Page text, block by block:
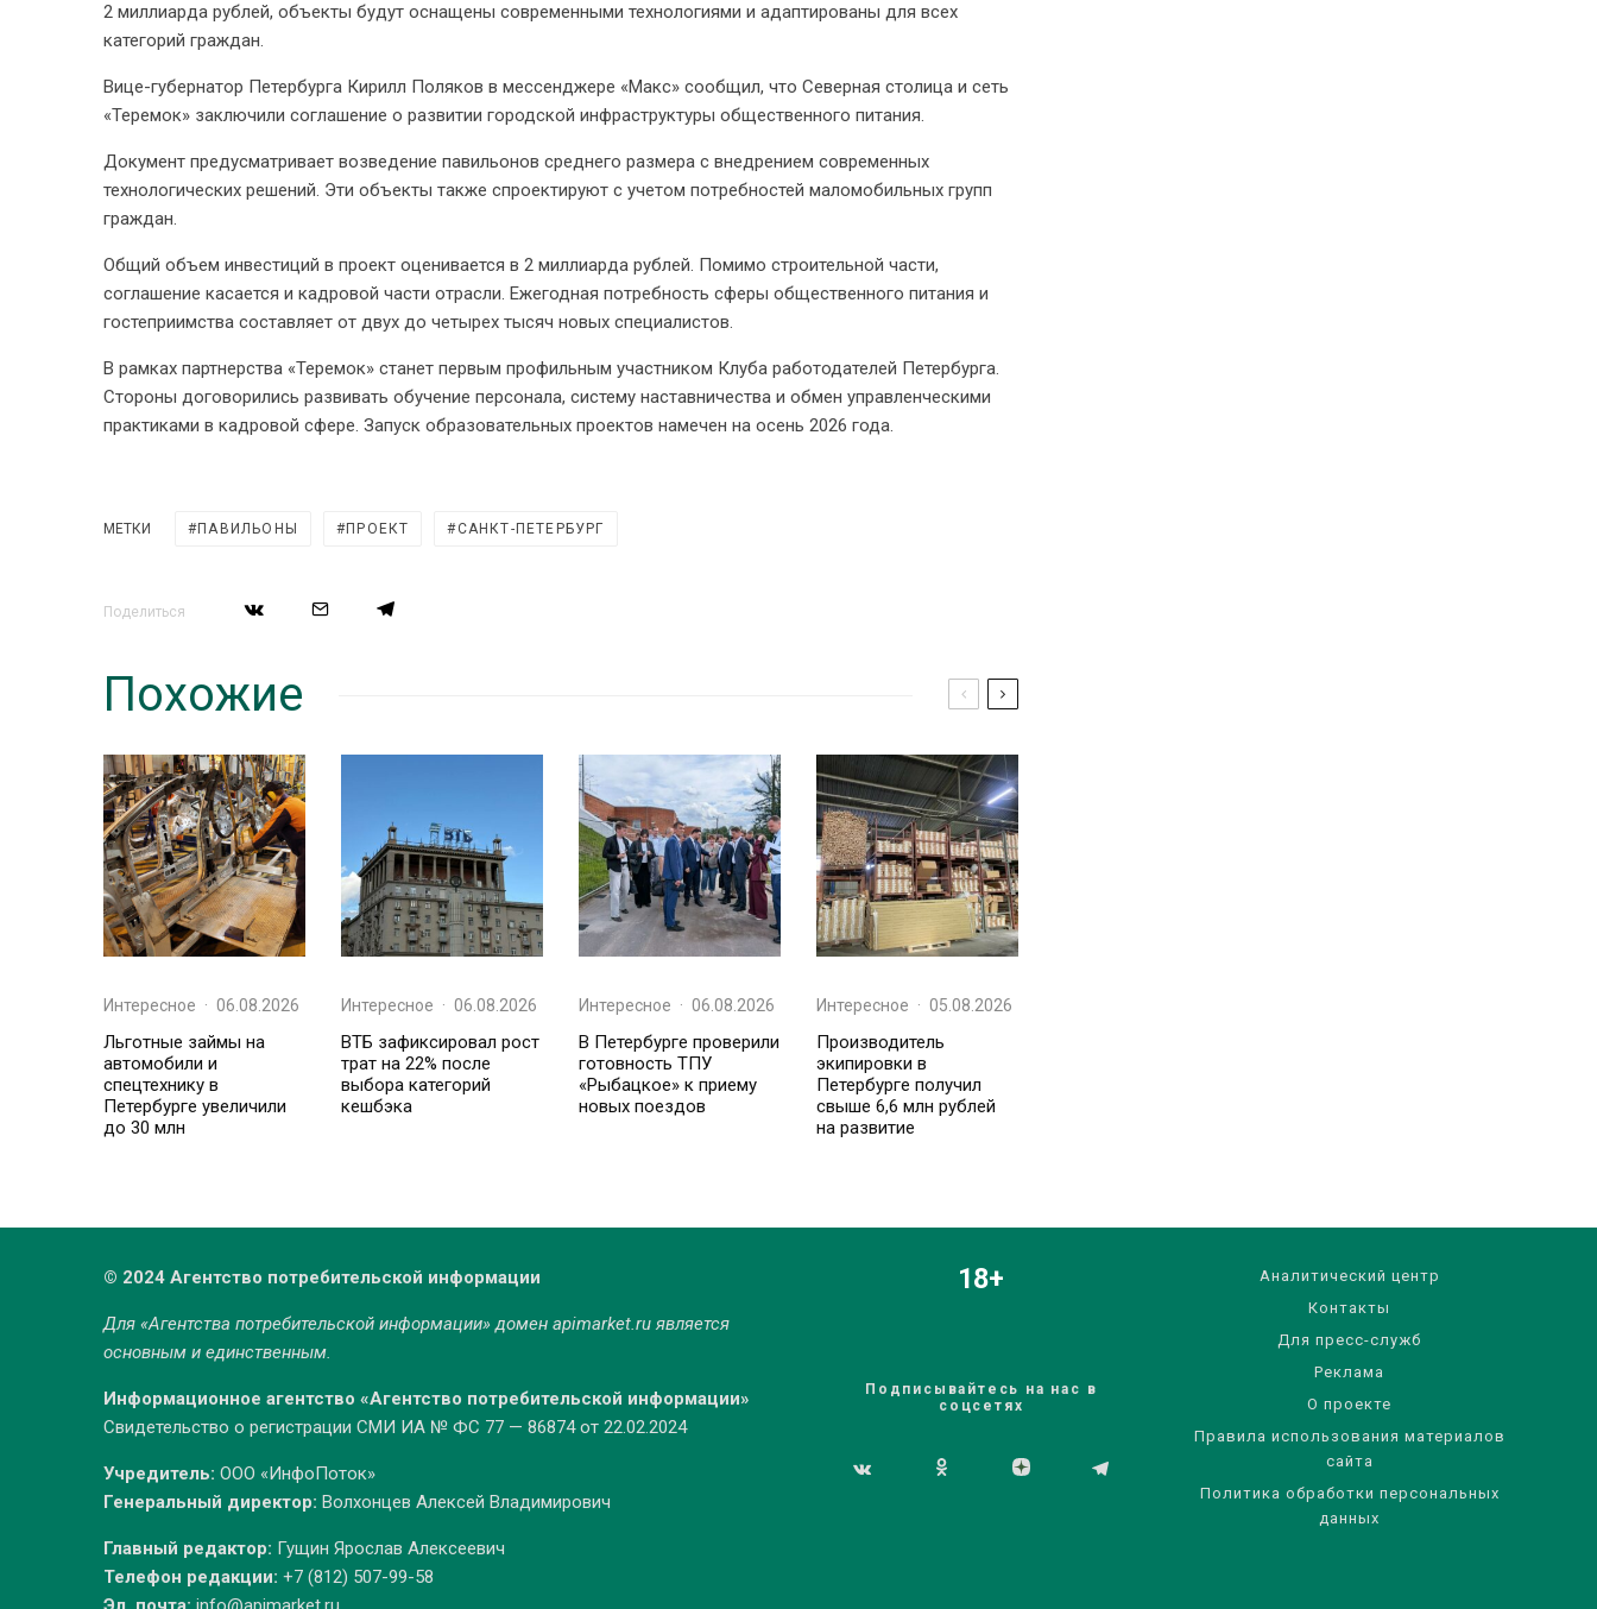
2 миллиарда рублей, объекты будут оснащены современными технологиями и адаптированы для всех
категорий граждан.
Вице-губернатор Петербурга Кирилл Поляков в мессенджере «Макс» сообщил, что Северная столица и сеть
«Теремок» заключили соглашение о развитии городской инфраструктуры общественного питания.
Документ предусматривает возведение павильонов среднего размера с внедрением современных
технологических решений. Эти объекты также спроектируют с учетом потребностей маломобильных групп
граждан.
Общий объем инвестиций в проект оценивается в 2 миллиарда рублей. Помимо строительной части,
соглашение касается и кадровой части отрасли. Ежегодная потребность сферы общественного питания и
гостеприимства составляет от двух до четырех тысяч новых специалистов.
В рамках партнерства «Теремок» станет первым профильным участником Клуба работодателей Петербурга.
Стороны договорились развивать обучение персонала, систему наставничества и обмен управленческими
практиками в кадровой сфере. Запуск образовательных проектов намечен на осень 2026 года.
МЕТКИ ПАВИЛЬОНЫ ПРОЕКТ САНКТ-ПЕТЕРБУРГ
Поделиться
Похожие
Интересное · 06.08.2026
Льготные займы на
автомобили и
спецтехнику в
Петербурге увеличили
до 30 млн
Интересное · 06.08.2026
ВТБ зафиксировал рост
трат на 22% после
выбора категорий
кешбэка
Интересное · 06.08.2026
В Петербурге проверили
готовность ТПУ
«Рыбацкое» к приему
новых поездов
Интересное · 05.08.2026
Производитель
экипировки в
Петербурге получил
свыше 6,6 млн рублей
на развитие
© 2024 Агентство потребительской информации
Для «Агентства потребительской информации» домен apimarket.ruявляется
основным и единственным.
Информационное агентство «Агентство потребительской информации»
Свидетельство о регистрации СМИ ИА № ФС 77 — 86874 от 22.02.2024
Учредитель: ООО «ИнфоПоток»
Генеральный директор: Волхонцев Алексей Владимирович
Главный редактор: Гущин Ярослав Алексеевич
Телефон редакции: +7 (812) 507-99-58
18+
Подписывайтесь на нас в
соцсетях
Аналитический центр
Контакты
Для пресс-служб
Реклама
О проекте
Правила использования материалов
сайта
Политика обработки персональных
данных